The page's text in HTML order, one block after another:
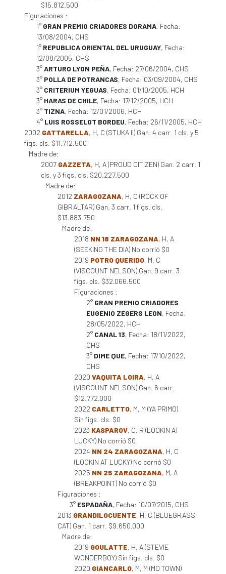
$15.812.500
Figuraciones :
1° GRAN PREMIO CRIADORES DORAMA, Fecha:
13/08/2004, CHS
1° REPUBLICA ORIENTAL DEL URUGUAY, Fecha:
12/08/2005, CHS
3°ARTURO LYON PEÑA, Fecha: 27/06/2004, CHS
3° POLLA DE POTRANCAS, Fecha: 03/09/2004, CHS
3° CRITERIUM YEGUAS, Fecha: 01/10/2005, HCH
3° HARAS DE CHILE, Fecha: 17/12/2005, HCH
3° TIZNA, Fecha: 12/01/2006, HCH
4° LUIS ROSSELOT BORDEU, Fecha: 26/11/2005, HCH
2002 GATTARELLA, H, C (STUKA II) Gan. 4 carr. 1 cls. y 5
figs. cls. $11.712.500
Madre de:
2007 GAZZETA, H, A (PROUD CITIZEN) Gan. 2 carr. 1
cls. y 3 figs. cls. $20.227.500
Madre de:
2012 ZARAGOZANA, H, C (ROCK OF
GIBRALTAR) Gan. 3 carr. 1 figs. cls.
$13.883.750
Madre de:
2018 NN 18 ZARAGOZANA, H, A
(SEEKING THE DIA) No corrió $0
2019 POTRO QUERIDO, M, C
(VISCOUNT NELSON) Gan. 9 carr. 3
figs. cls. $32.066.500
Figuraciones :
2° GRAN PREMIO CRIADORES
EUGENIO ZEGERS LEON, Fecha:
28/05/2022, HCH
2° CANAL 13, Fecha: 18/11/2022,
CHS
3° DIME QUE, Fecha: 17/10/2022,
CHS
2020 VAQUITA LOIRA, H, A
(VISCOUNT NELSON) Gan. 6 carr.
$12.772.000
2022 CARLETTO, M, M (YA PRIMO)
Sin figs. cls. $0
2023 KASPAROV, C, R (LOOKIN AT
LUCKY) No corrió $0
2024 NN 24 ZARAGOZANA, H, C
(LOOKIN AT LUCKY) No corrió $0
2025 NN 25 ZARAGOZANA, M, A
(BREAKPOINT) No corrió $0
Figuraciones :
3° ESPADAÑA, Fecha: 10/07/2015, CHS
2013 GRANDILOCUENTE, H, C (BLUEGRASS
CAT) Gan. 1 carr. $9.650.000
Madre de:
2019 GOULATTE, H, A (STEVIE
WONDERBOY) Sin figs. cls. $0
2020 GIANCARLO, M, M (MO TOWN)